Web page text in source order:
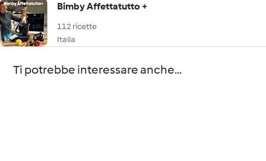
Bimby Affettatutto +
112 ricette
Italia
Ti potrebbe interessare anche...